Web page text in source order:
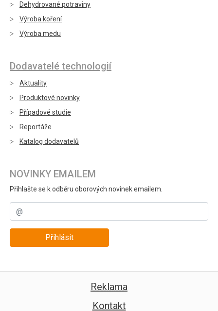
Dehydrované potraviny
Výroba koření
Výroba medu
Dodavatelé technologií
Aktuality
Produktové novinky
Případové studie
Reportáže
Katalog dodavatelů
NOVINKY EMAILEM
Přihlašte se k odběru oborových novinek emailem.
Přihlásit
Reklama
Kontakt